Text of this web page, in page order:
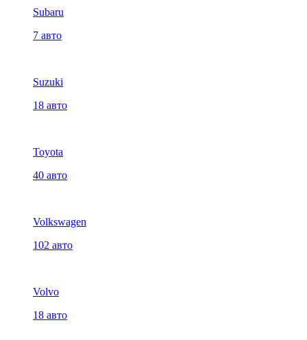
Subaru
7 авто
Suzuki
18 авто
Toyota
40 авто
Volkswagen
102 авто
Volvo
18 авто